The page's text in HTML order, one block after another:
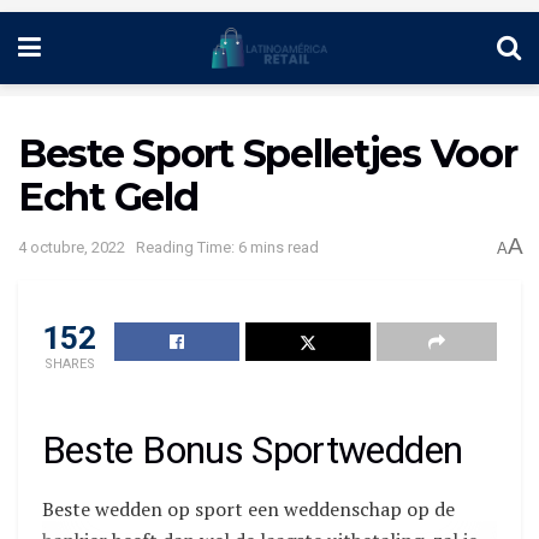
Beste Sport Spelletjes Voor
Echt Geld
4 octubre, 2022 Reading Time: 6 mins read AA
152
SHARES
Beste Bonus Sportwedden
Beste wedden op sport een weddenschap op de